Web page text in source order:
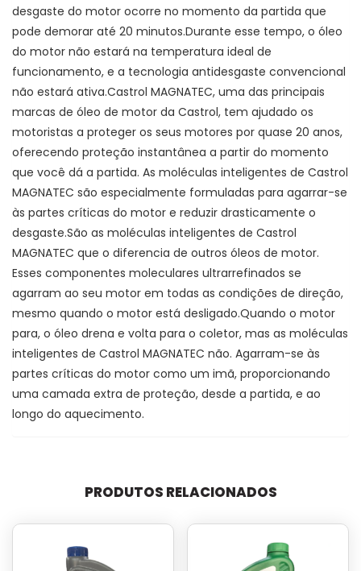
desgaste do motor ocorre no momento da partida que
pode demorar até 20 minutos.Durante esse tempo, o óleo
do motor não estará na temperatura ideal de
funcionamento, e a tecnologia antidesgaste convencional
não estará ativa.Castrol MAGNATEC, uma das principais
marcas de óleo de motor da Castrol, tem ajudado os
motoristas a proteger os seus motores por quase 20 anos,
oferecendo proteção instantânea a partir do momento
que você dá a partida. As moléculas inteligentes de Castrol
MAGNATEC são especialmente formuladas para agarrar-se
às partes críticas do motor e reduzir drasticamente o
desgaste.São as moléculas inteligentes de Castrol
MAGNATEC que o diferencia de outros óleos de motor.
Esses componentes moleculares ultrarrefinados se
agarram ao seu motor em todas as condições de direção,
mesmo quando o motor está desligado.Quando o motor
para, o óleo drena e volta para o coletor, mas as moléculas
inteligentes de Castrol MAGNATEC não. Agarram-se às
partes críticas do motor como um imã, proporcionando
uma camada extra de proteção, desde a partida, e ao
longo do aquecimento.
PRODUTOS RELACIONADOS